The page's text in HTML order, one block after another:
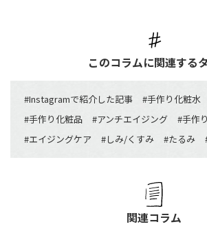
このコラムに関連する
#Instagramで紹介した記事 #手作り化粧水
#手作り化粧品 #アンチエイジング #手作り
#エイジングケア #しみ/くすみ #たるみ
関連コラム